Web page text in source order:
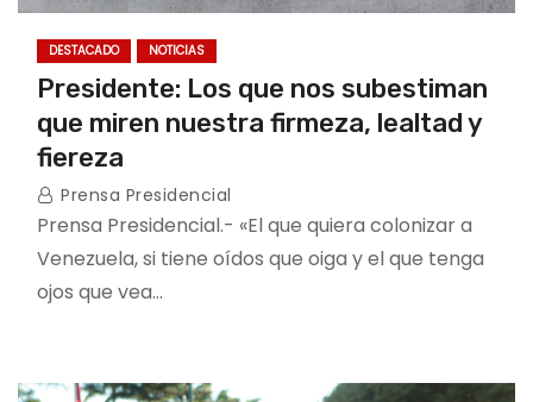
DESTACADO NOTICIAS
Presidente: Los que nos subestiman
que miren nuestra firmeza, lealtad y
fiereza
Prensa Presidencial
Prensa Presidencial.- «El que quiera colonizar a
Venezuela, si tiene oídos que oiga y el que tenga
ojos que vea…